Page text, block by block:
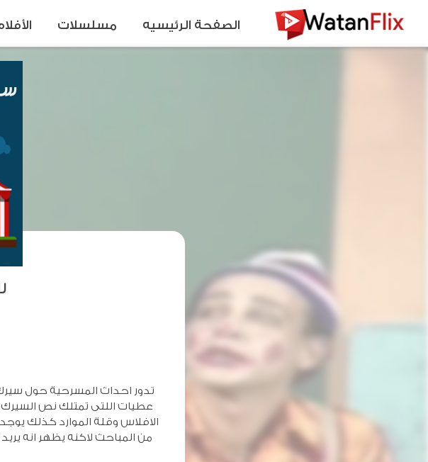
تدور احداث المسرحية حول
عطيات اللتى تمتلك نص
الافلاس وقلة الموارد كذلك
من المباحث لاكنه يظهر انه
الصفحة الرئيسيه مسلسلات